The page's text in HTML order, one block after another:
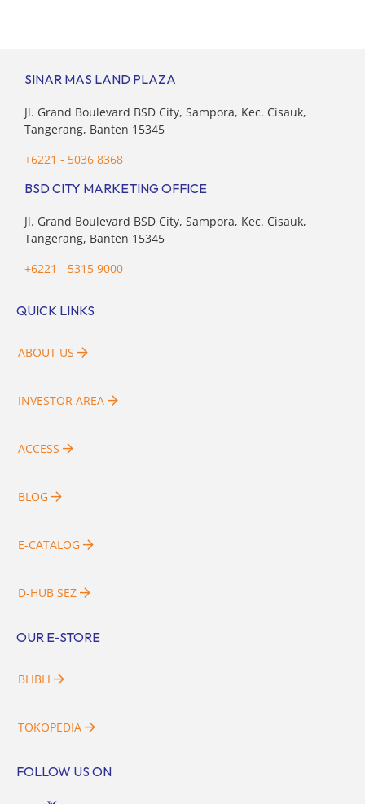
SINAR MAS LAND PLAZA
Jl. Grand Boulevard BSD City, Sampora, Kec. Cisauk,
Tangerang, Banten 15345
+6221 - 5036 8368
BSD CITY MARKETING OFFICE
Jl. Grand Boulevard BSD City, Sampora, Kec. Cisauk,
Tangerang, Banten 15345
+6221 - 5315 9000
QUICK LINKS
ABOUT US
INVESTOR AREA
ACCESS
BLOG
E-CATALOG
D-HUB SEZ
OUR E-STORE
BLIBLI
TOKOPEDIA
FOLLOW US ON